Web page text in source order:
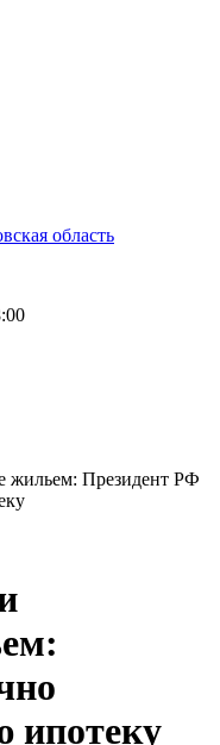
область
жильем: Президент РФ
ипотеку